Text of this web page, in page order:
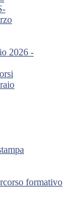
2026 -
formativo